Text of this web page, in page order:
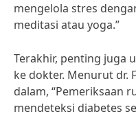
mengelola stres
meditasi atau yoga.”
Terakhir, penting juga
ke dokter. Menurut dr.
dalam, “Pemeriksaan
mendeteksi diabetes